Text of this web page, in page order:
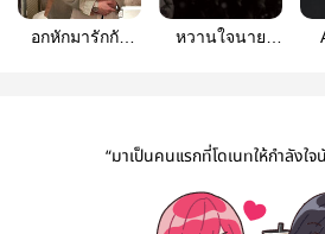
อกหักมารักกับ
หวานใจนาย
“มาเป็นคนแรกที่โดเนทให้กำลังใจ